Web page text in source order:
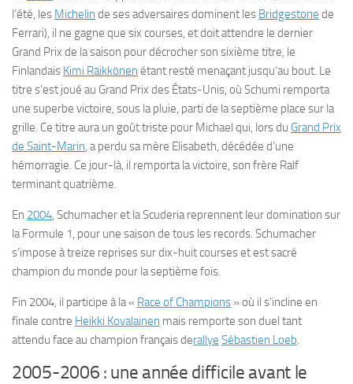
l’été, les Michelin de ses adversaires dominent les Bridgestone de
Ferrari), il ne gagne que six courses, et doit attendre le dernier
Grand Prix de la saison pour décrocher son sixième titre, le
Finlandais Kimi Räikkönen étant resté menaçant jusqu’au bout. Le
titre s’est joué au Grand Prix des États-Unis, où Schumi remporta
une superbe victoire, sous la pluie, parti de la septième place sur la
grille. Ce titre aura un goût triste pour Michael qui, lors du Grand Prix
de Saint-Marin, a perdu sa mère Elisabeth, décédée d’une
hémorragie. Ce jour-là, il remporta la victoire, son frère Ralf
terminant quatrième.
En 2004, Schumacher et la Scuderia reprennent leur domination sur
la Formule 1, pour une saison de tous les records. Schumacher
s’impose à treize reprises sur dix-huit courses et est sacré
champion du monde pour la septième fois.
Fin 2004, il participe à la « Race of Champions » où il s’incline en
finale contre Heikki Kovalainen mais remporte son duel tant
attendu face au champion français derallye Sébastien Loeb.
2005-2006 : une année difficile avant le